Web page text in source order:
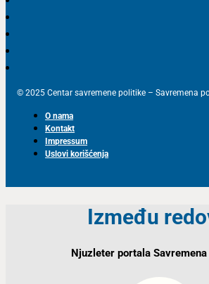
© 2025 Centar savremene politike – Savremena
O nama
Kontakt
Impressum
Uslovi korišćenja
Između
Njuzleter portala